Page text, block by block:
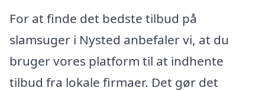
For at finde det bedste tilbud på
slamsuger i Nysted anbefaler vi, at du
bruger vores platform til at indhente
tilbud fra lokale firmaer. Det gør det